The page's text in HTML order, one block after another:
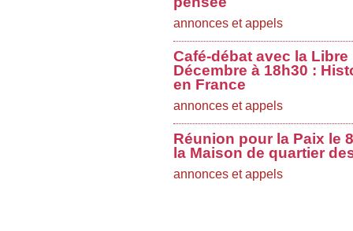
annonces et appels
Café-débat avec la Libre
Décembre à 18h30 :
en France
annonces et appels
Réunion pour la Paix le
la Maison de quartier
annonces et appels